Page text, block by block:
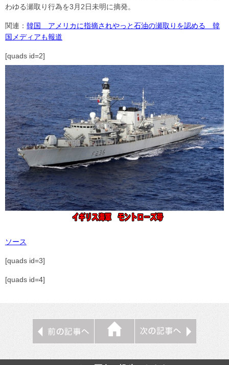
わゆる瀬取り行為を3月2日未明に摘発。
関連： 韓国 アメリカに指摘されやっと石油の瀬取りを認める 韓
国メディアも報道
[quads id=2]
ソース
[quads id=3]
[quads id=4]